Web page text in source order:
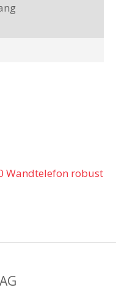
Wandtelefon robust